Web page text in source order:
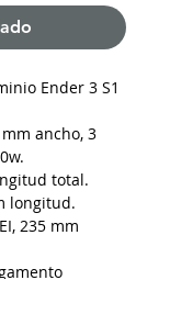
Ender 3 S1
ancho, 3
total.
longitud.
235 mm